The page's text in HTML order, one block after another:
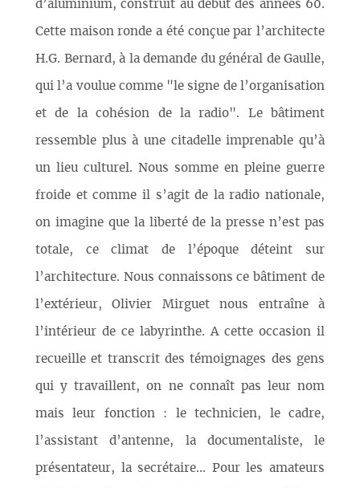
d’aluminium, construit au début des années 60.
Cette maison ronde a été conçue par l’architecte
H.G. Bernard, à la demande du général de Gaulle,
qui l’a voulue comme "le signe de l’organisation
et de la cohésion de la radio". Le bâtiment
ressemble plus à une citadelle imprenable qu’à
un lieu culturel. Nous somme en pleine guerre
froide et comme il s’agit de la radio nationale,
on imagine que la liberté de la presse n’est pas
totale, ce climat de l’époque déteint sur
l’architecture. Nous connaissons ce bâtiment de
l’extérieur, Olivier Mirguet nous entraîne à
l’intérieur de ce labyrinthe. A cette occasion il
recueille et transcrit des témoignages des gens
qui y travaillent, on ne connaît pas leur nom
mais leur fonction : le technicien, le cadre,
l’assistant d’antenne, la documentaliste, le
présentateur, la secrétaire... Pour les amateurs